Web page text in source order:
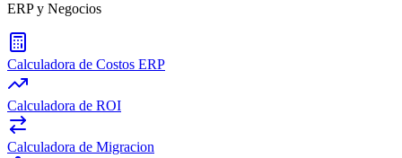
ERP y Negocios
Calculadora de Costos ERP
Calculadora de ROI
Calculadora de Migracion